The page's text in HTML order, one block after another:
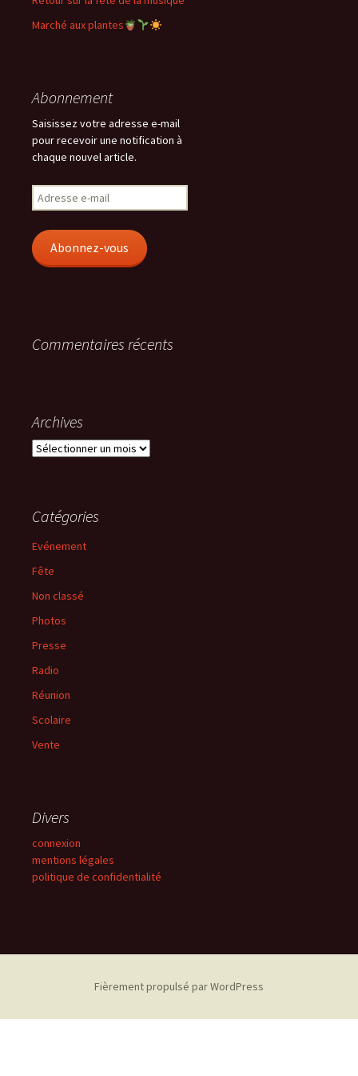
Marché aux plantes
Abonnement
Saisissez votre adresse e-mail
pour recevoir une notification à
chaque nouvel article.
Adresse
e-
Abonnez-vous
Commentaires récents
Archives
Archives
Catégories
Evénement
Fête
Non classé
Photos
Presse
Radio
Réunion
Scolaire
Vente
Divers
connexion
mentions légales
politique de confidentialité
Fièrement propulsé par WordPress